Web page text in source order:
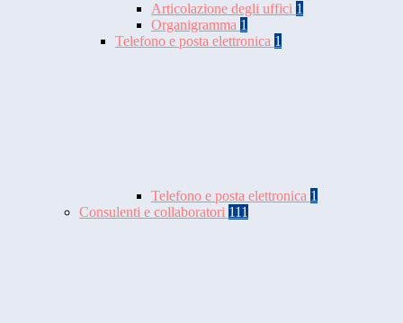
Articolazione degli uffici 1
Organigramma 1
Telefono e posta elettronica 1
Telefono e posta elettronica 1
Consulenti e collaboratori 111